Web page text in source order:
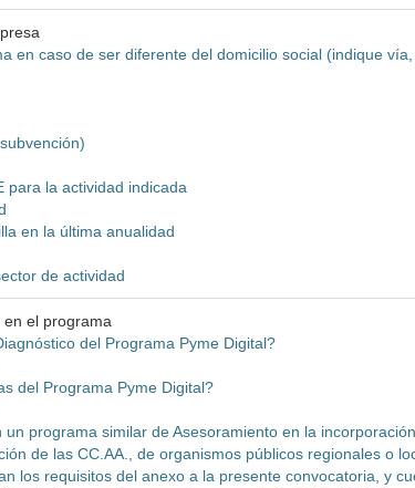
en caso de ser diferente del domicilio social (indique vía,
para la actividad indicada
en la última anualidad
de actividad
el programa
del Programa Pyme Digital?
del Programa Pyme Digital?
programa similar de Asesoramiento en la
de las CC.AA., de organismos públicos regionales o
los requisitos del anexo a la presente convocatoria, y